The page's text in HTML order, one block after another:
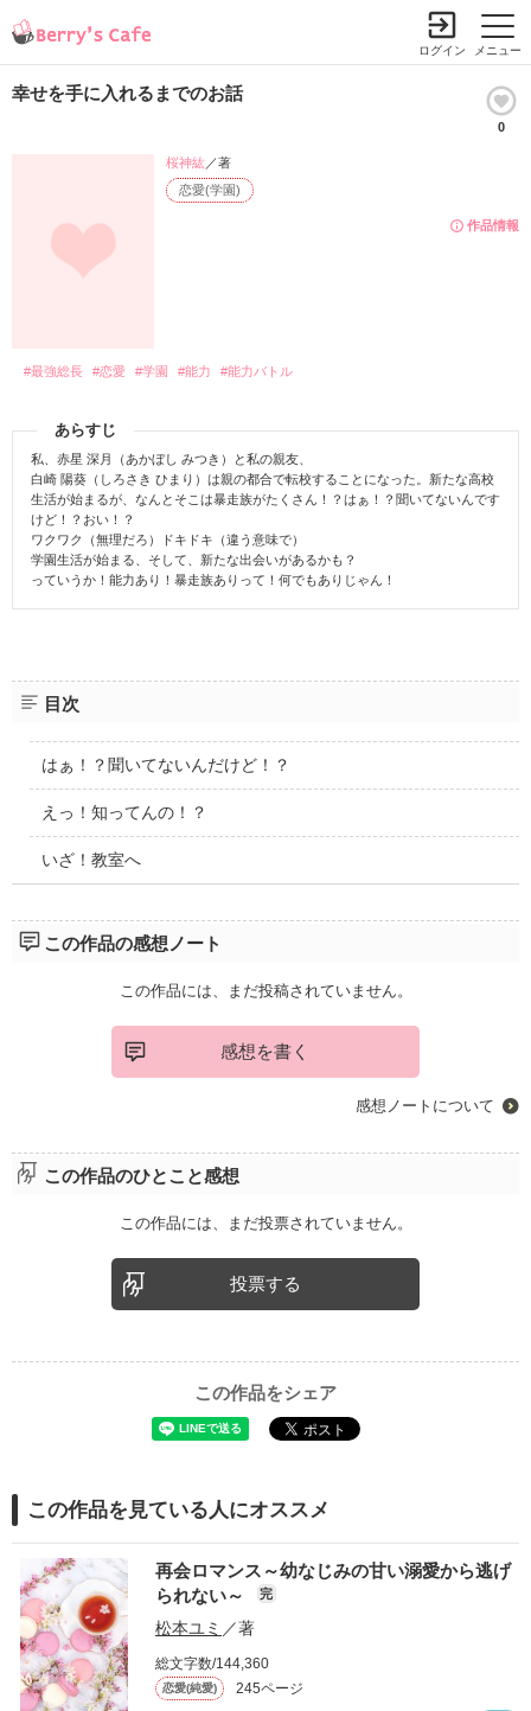
メニュー
ログイン
幸せを手に入れるまでのお話
0
作品情報
恋愛(学園)
桜神紘／著
#最強総長 #恋愛 #学園 #能力 #能力バトル
あらすじ
私、赤星 深月（あかぼし みつき）と私の親友、
白崎 陽葵（しろさき ひまり）は親の都合で転校することになった。新たな高校
生活が始まるが、なんとそこは暴走族がたくさん！？はぁ！？聞いてないんです
けど！？おい！？
ワクワク（無理だろ）ドキドキ（違う意味で）
学園生活が始まる、そして、新たな出会いがあるかも？
っていうか！能力あり！暴走族ありって！何でもありじゃん！
目次
はぁ！？聞いてないんだけど！？
えっ！知ってんの！？
いざ！教室へ
この作品の感想ノート
この作品には、まだ投稿されていません。
感想を書く
感想ノートについて
この作品のひとこと感想
この作品には、まだ投票されていません。
投票する
この作品をシェア
この作品を見ている人にオススメ
再会ロマンス～幼なじみの甘い溺愛から逃げ
られない～
完
松本ユミ ／著
総文字数/144,360
恋愛(純愛) 245ページ